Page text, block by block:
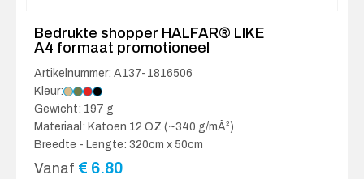
Bedrukte shopper HALFAR® LIKE
A4 formaat promotioneel
Artikelnummer: A137-1816506
Kleur:
Gewicht: 197 g
Materiaal: Katoen 12 OZ (~340 g/mÂ²)
Breedte - Lengte: 320cm x 50cm
Vanaf € 6.80